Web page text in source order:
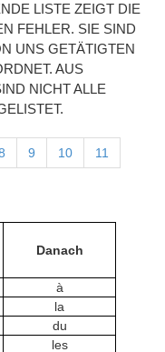
LISTE ZEIGT DIE
FEHLER. SIE SIND
UNS GETÄTIGTEN
AUS
NICHT ALLE
9 10 11
Danach
à
la
du
les